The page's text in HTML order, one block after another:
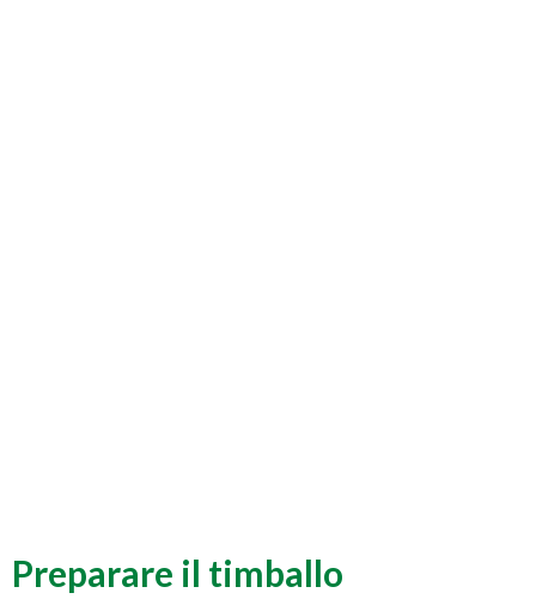
Preparare il timballo